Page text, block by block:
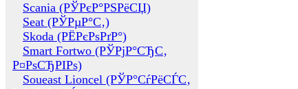
Scania (РЎРєР°РЅРёСЏ)
Seat (РЎРµР°С‚)
Skoda (РЁРєРѕРґР°)
Smart Fortwo (РЎРјР°СЂС‚
Р¤РѕСЂРІРѕ)
Soueast Lioncel (РЎР°СѓРёСЃС‚